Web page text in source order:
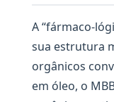
A “fármaco-
sua estrutura
orgânicos
em óleo, o